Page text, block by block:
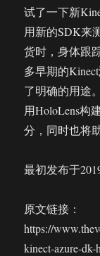
试了一下新
用新的SDK来
货时，身体跟
多早期的
了明确的用途
用HoloLens构
分，同时也将
最初发布于
原文链接：
https://
kinect-azure-